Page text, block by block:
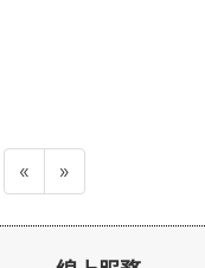
« »